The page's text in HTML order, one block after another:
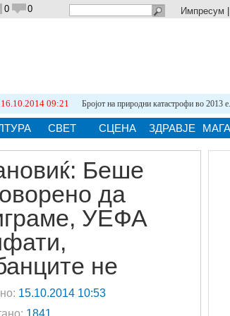
0 0 Импресум
09:21 Бројот на природни катастрофи во 2013 е...
СВЕТ СЦЕНА ЗДРАВЈЕ
Беше
да
УЕФА
не
15.10.2014 10:53
1841